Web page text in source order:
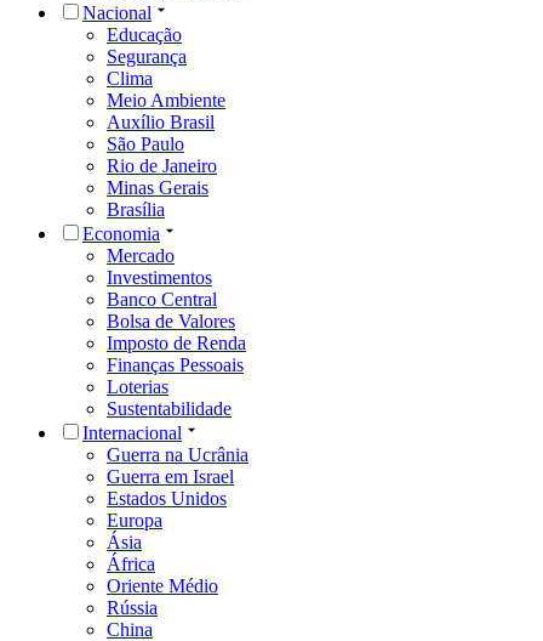
Nacional
Educação
Segurança
Clima
Meio Ambiente
Auxílio Brasil
São Paulo
Rio de Janeiro
Minas Gerais
Brasília
Economia
Mercado
Investimentos
Banco Central
Bolsa de Valores
Imposto de Renda
Finanças Pessoais
Loterias
Sustentabilidade
Internacional
Guerra na Ucrânia
Guerra em Israel
Estados Unidos
Europa
Ásia
África
Oriente Médio
Rússia
China